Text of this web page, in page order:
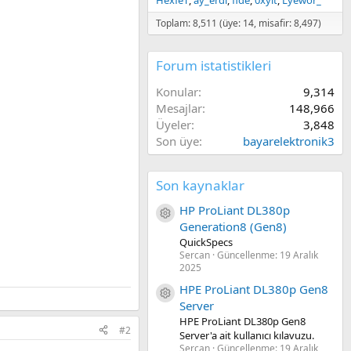
#2
Toplam: 8,511 (üye: 14, misafir: 8,497)
Forum istatistikleri
Konular
9,314
Mesajlar
148,966
Üyeler
3,848
Son üye
bayarelektronik3
Son kaynaklar
Kaynak ikon/amblem
HP ProLiant DL380p
Generation8 (Gen8)
QuickSpecs
Sercan Güncellenme: 19 Aralık
2025
Kaynak ikon/amblem
HPE ProLiant DL380p Gen8
Server
HPE ProLiant DL380p Gen8
Server'a ait kullanıcı kılavuzu.
Sercan Güncellenme: 19 Aralık